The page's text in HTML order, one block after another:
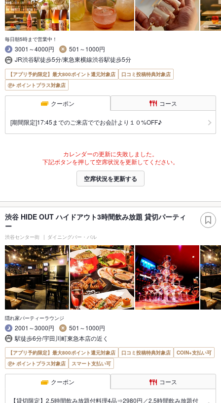
毎日朝5時まで営業中！
3001～4000円
501～1000円
JR渋谷駅徒歩5分/東急東横線渋谷駅徒歩5分
【アプリ予約限定】最大800ポイント還元対象店
口コミ投稿特典対象店
ポイントプラス対象店
クーポン コース
[期間限定]17:45までのご来店ででお会計より１０%OFF♪
カレンダーの更新に失敗しました。
下記ボタンを押して空席状況を更新してください。
空席状況を更新する
渋谷 HIDE OUT ハイドアウト3時間飲み放題 貸切パーティ
ー
渋谷センター街 ダイニングバー・バル
隠れ家パーティーラウンジ
2001～3000円
501～1000円
駅徒歩6分/宇田川町東急本店の近く
【アプリ予約限定】最大800ポイント還元対象店 口コミ投稿特典対象店
COIN+支払い可
ポイントプラス対象店
スマート支払い可
クーポン コース
【貸切限定】2.5時間飲み放題付料理4品⇒2980円／2.5時間飲み放題付